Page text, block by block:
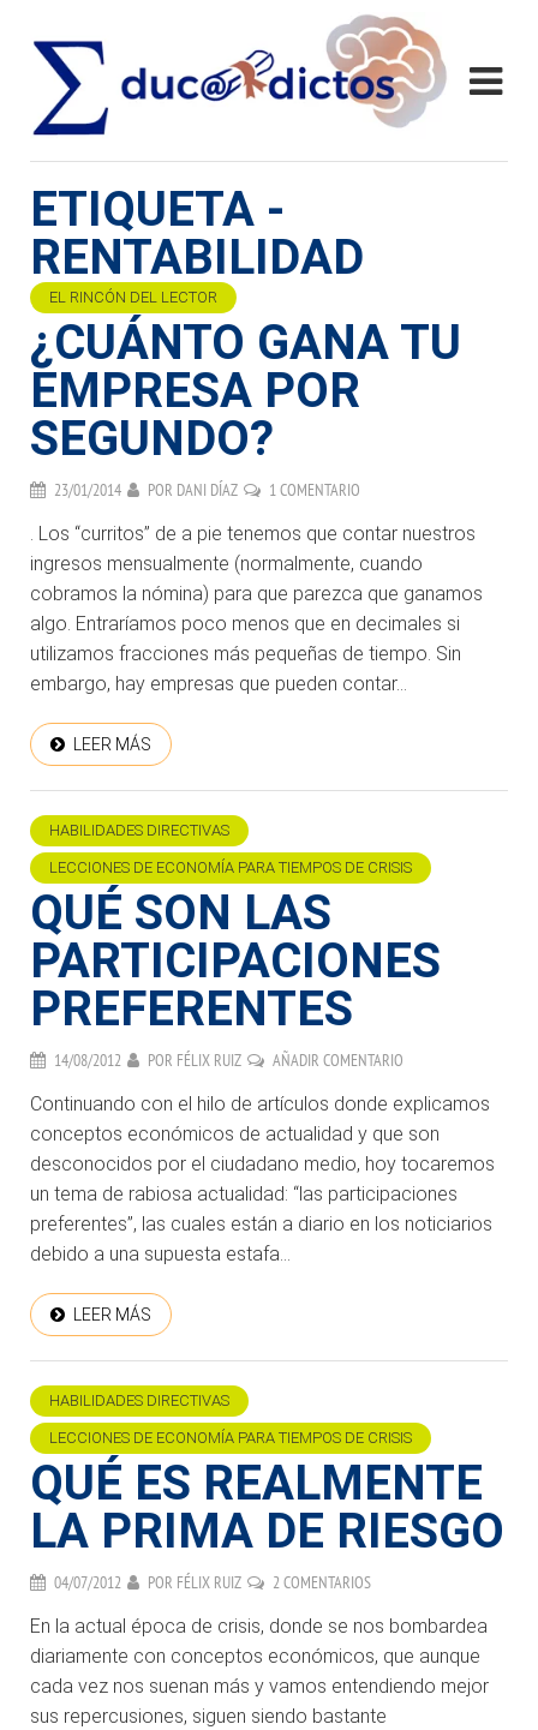
ETIQUETA -
RENTABILIDAD
EL RINCÓN DEL LECTOR
¿CUÁNTO GANA TU
EMPRESA POR
SEGUNDO?
23/01/2014 POR DANI DÍAZ 1 COMENTARIO
. Los “curritos” de a pie tenemos que contar nuestros
ingresos mensualmente (normalmente, cuando
cobramos la nómina) para que parezca que ganamos
algo. Entraríamos poco menos que en decimales si
utilizamos fracciones más pequeñas de tiempo. Sin
embargo, hay empresas que pueden contar...
LEER MÁS
HABILIDADES DIRECTIVAS
LECCIONES DE ECONOMÍA PARA TIEMPOS DE CRISIS
QUÉ SON LAS
PARTICIPACIONES
PREFERENTES
14/08/2012 POR FÉLIX RUIZ AÑADIR COMENTARIO
Continuando con el hilo de artículos donde explicamos
conceptos económicos de actualidad y que son
desconocidos por el ciudadano medio, hoy tocaremos
un tema de rabiosa actualidad: “las participaciones
preferentes”, las cuales están a diario en los noticiarios
debido a una supuesta estafa...
LEER MÁS
HABILIDADES DIRECTIVAS
LECCIONES DE ECONOMÍA PARA TIEMPOS DE CRISIS
QUÉ ES REALMENTE
LA PRIMA DE RIESGO
04/07/2012 POR FÉLIX RUIZ 2 COMENTARIOS
En la actual época de crisis, donde se nos bombardea
diariamente con conceptos económicos, que aunque
cada vez nos suenan más y vamos entendiendo mejor
sus repercusiones, siguen siendo bastante